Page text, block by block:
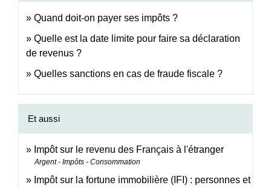
Quand doit-on payer ses impôts ?
Quelle est la date limite pour faire sa déclaration
de revenus ?
Quelles sanctions en cas de fraude fiscale ?
Et aussi
Impôt sur le revenu des Français à l'étranger
Argent - Impôts - Consommation
Impôt sur la fortune immobilière (IFI) : personnes et